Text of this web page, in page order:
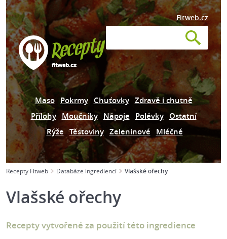
Fitweb.cz
Maso Pokrmy Chuťovky Zdravě i chutně
Přílohy Moučníky Nápoje Polévky Ostatní
Rýže Těstoviny Zeleninové Mléčné
Recepty Fitweb Databáze ingrediencí Vlašské ořechy
Vlašské ořechy
Recepty vytvořené za použití této ingredience